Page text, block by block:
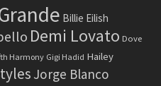
Billie Eilish
Demi Lovato Dove
Harmony Gigi Hadid Hailey
Jorge Blanco